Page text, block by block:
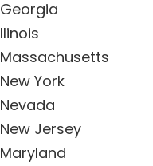
Georgia
Ilinois
Massachusetts
New York
Nevada
New Jersey
Maryland